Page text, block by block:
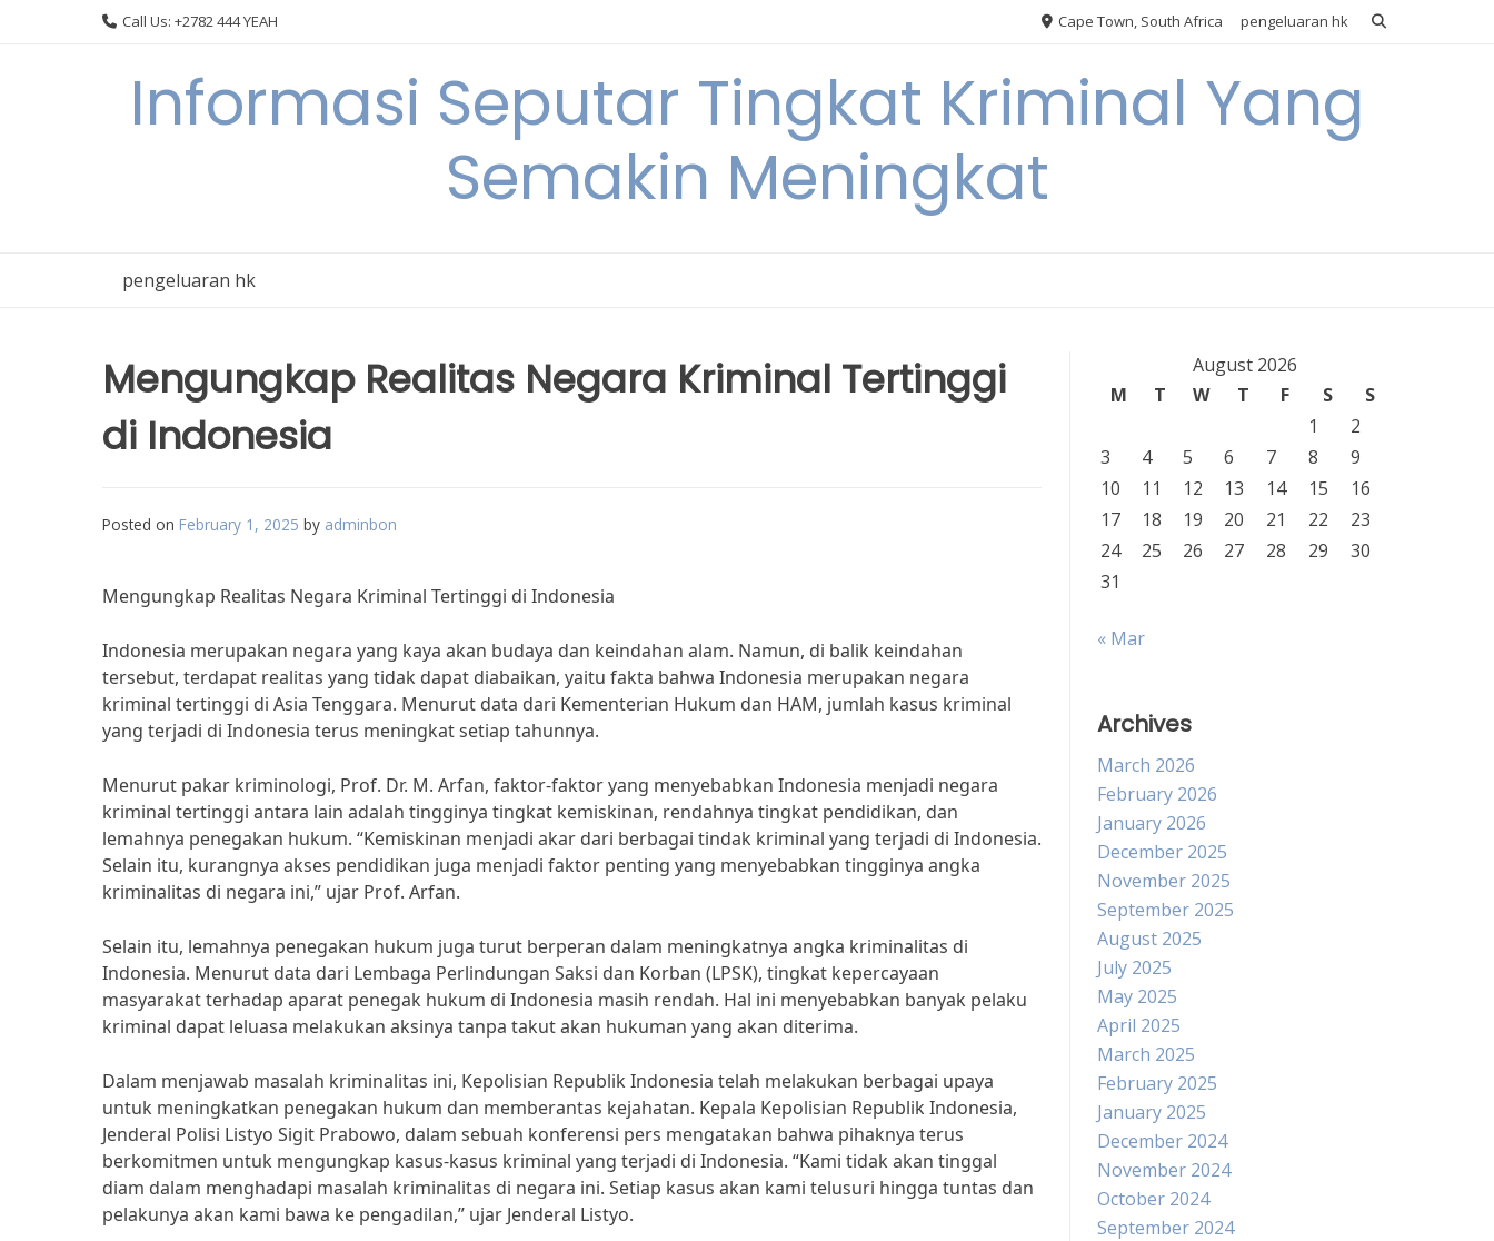
Call Us: +2782 444 YEAH Cape Town, South Africa pengeluaran hk
Informasi Seputar Tingkat Kriminal Yang
Semakin Meningkat
pengeluaran hk
Mengungkap Realitas Negara Kriminal Tertinggi
di Indonesia
Posted on February 1, 2025 by adminbon
Mengungkap Realitas Negara Kriminal Tertinggi di Indonesia
Indonesia merupakan negara yang kaya akan budaya dan keindahan alam. Namun, di balik keindahan
tersebut, terdapat realitas yang tidak dapat diabaikan, yaitu fakta bahwa Indonesia merupakan negara
kriminal tertinggi di Asia Tenggara. Menurut data dari Kementerian Hukum dan HAM, jumlah kasus kriminal
yang terjadi di Indonesia terus meningkat setiap tahunnya.
Menurut pakar kriminologi, Prof. Dr. M. Arfan, faktor-faktor yang menyebabkan Indonesia menjadi negara
kriminal tertinggi antara lain adalah tingginya tingkat kemiskinan, rendahnya tingkat pendidikan, dan
lemahnya penegakan hukum. “Kemiskinan menjadi akar dari berbagai tindak kriminal yang terjadi di Indonesia.
Selain itu, kurangnya akses pendidikan juga menjadi faktor penting yang menyebabkan tingginya angka
kriminalitas di negara ini,” ujar Prof. Arfan.
Selain itu, lemahnya penegakan hukum juga turut berperan dalam meningkatnya angka kriminalitas di
Indonesia. Menurut data dari Lembaga Perlindungan Saksi dan Korban (LPSK), tingkat kepercayaan
masyarakat terhadap aparat penegak hukum di Indonesia masih rendah. Hal ini menyebabkan banyak pelaku
kriminal dapat leluasa melakukan aksinya tanpa takut akan hukuman yang akan diterima.
Dalam menjawab masalah kriminalitas ini, Kepolisian Republik Indonesia telah melakukan berbagai upaya
untuk meningkatkan penegakan hukum dan memberantas kejahatan. Kepala Kepolisian Republik Indonesia,
Jenderal Polisi Listyo Sigit Prabowo, dalam sebuah konferensi pers mengatakan bahwa pihaknya terus
berkomitmen untuk mengungkap kasus-kasus kriminal yang terjadi di Indonesia. “Kami tidak akan tinggal
diam dalam menghadapi masalah kriminalitas di negara ini. Setiap kasus akan kami telusuri hingga tuntas dan
pelakunya akan kami bawa ke pengadilan,” ujar Jenderal Listyo.
August 2026
M
T W T F S
S
1
2
3
4 5 6 7 8
9
10
11 12 13 14 15
16
17
18 19 20 21 22
23
24
25 26 27 28 29
30
31
« Mar
Archives
March 2026
February 2026
January 2026
December 2025
November 2025
September 2025
August 2025
July 2025
May 2025
April 2025
March 2025
February 2025
January 2025
December 2024
November 2024
October 2024
September 2024